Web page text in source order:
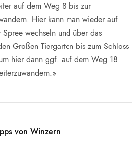
auf dem Weg 8 bis zur
Hier kann man wieder auf
wechseln und über das
Großen Tiergarten bis zum Schloss
hier dann ggf. auf dem Weg 18
von Winzern